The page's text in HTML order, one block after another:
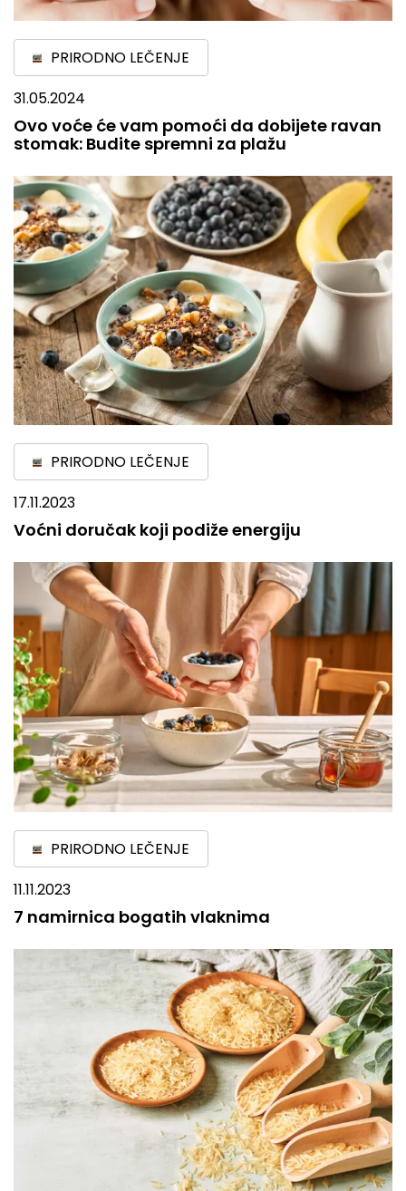
PRIRODNO LEČENJE
31.05.2024
Ovo voće će vam pomoći da dobijete ravan
stomak: Budite spremni za plažu
PRIRODNO LEČENJE
17.11.2023
Voćni doručak koji podiže energiju
PRIRODNO LEČENJE
11.11.2023
7 namirnica bogatih vlaknima